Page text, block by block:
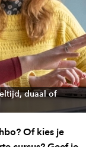
duaal of
Of kies je